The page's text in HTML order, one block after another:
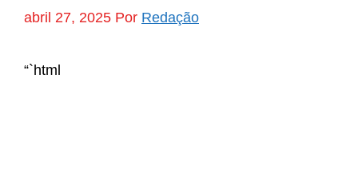
abril 27, 2025 Por Redação
“`html